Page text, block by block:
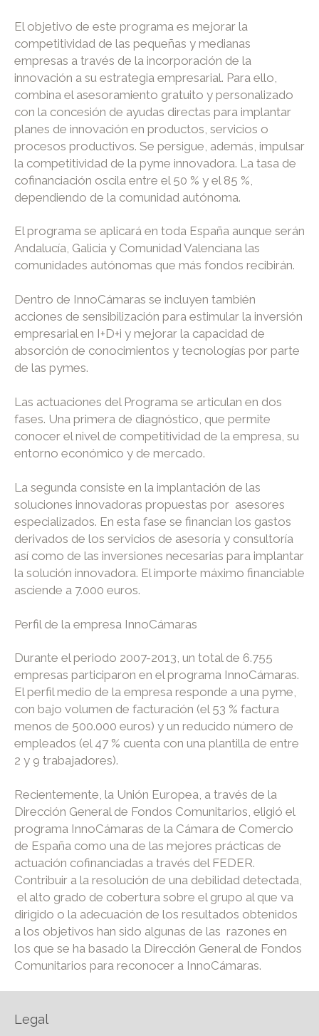
El objetivo de este programa es mejorar la
competitividad de las pequeñas y medianas
empresas a través de la incorporación de la
innovación a su estrategia empresarial. Para ello,
combina el asesoramiento gratuito y personalizado
con la concesión de ayudas directas para implantar
planes de innovación en productos, servicios o
procesos productivos. Se persigue, además, impulsar
la competitividad de la pyme innovadora. La tasa de
cofinanciación oscila entre el 50 % y el 85 %,
dependiendo de la comunidad autónoma.
El programa se aplicará en toda España aunque serán
Andalucía, Galicia y Comunidad Valenciana las
comunidades autónomas que más fondos recibirán.
Dentro de InnoCámaras se incluyen también
acciones de sensibilización para estimular la inversión
empresarial en I+D+i y mejorar la capacidad de
absorción de conocimientos y tecnologías por parte
de las pymes.
Las actuaciones del Programa se articulan en dos
fases. Una primera de diagnóstico, que permite
conocer el nivel de competitividad de la empresa, su
entorno económico y de mercado.
La segunda consiste en la implantación de las
soluciones innovadoras propuestas por asesores
especializados. En esta fase se financian los gastos
derivados de los servicios de asesoría y consultoría
así como de las inversiones necesarias para implantar
la solución innovadora. El importe máximo financiable
asciende a 7.000 euros.
Perfil de la empresa InnoCámaras
Durante el periodo 2007-2013, un total de 6.755
empresas participaron en el programa InnoCámaras.
El perfil medio de la empresa responde a una pyme,
con bajo volumen de facturación (el 53 % factura
menos de 500.000 euros) y un reducido número de
empleados (el 47 % cuenta con una plantilla de entre
2 y 9 trabajadores).
Recientemente, la Unión Europea, a través de la
Dirección General de Fondos Comunitarios, eligió el
programa InnoCámaras de la Cámara de Comercio
de España como una de las mejores prácticas de
actuación cofinanciadas a través del FEDER.
Contribuir a la resolución de una debilidad detectada,
el alto grado de cobertura sobre el grupo al que va
dirigido o la adecuación de los resultados obtenidos
a los objetivos han sido algunas de las razones en
los que se ha basado la Dirección General de Fondos
Comunitarios para reconocer a InnoCámaras.
Legal